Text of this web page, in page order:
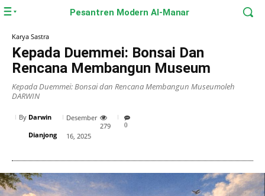
Pesantren Modern Al-Manar
Karya Sastra
Kepada Duemmei: Bonsai Dan
Rencana Membangun Museum
Kepada Duemmei: Bonsai dan Rencana Membangun Museumoleh
DARWIN
By Darwin
Dianjong
Desember
16, 2025
279 0